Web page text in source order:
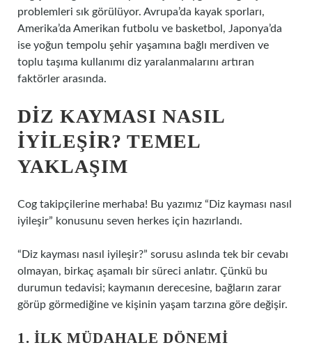
problemleri sık görülüyor. Avrupa’da kayak sporları,
Amerika’da Amerikan futbolu ve basketbol, Japonya’da
ise yoğun tempolu şehir yaşamına bağlı merdiven ve
toplu taşıma kullanımı diz yaralanmalarını artıran
faktörler arasında.
DIZ KAYMASI NASIL
İYILEŞIR? TEMEL
YAKLAŞIM
Cog takipçilerine merhaba! Bu yazımız “Diz kayması nasıl
iyileşir” konusunu seven herkes için hazırlandı.
“Diz kayması nasıl iyileşir?” sorusu aslında tek bir cevabı
olmayan, birkaç aşamalı bir süreci anlatır. Çünkü bu
durumun tedavisi; kaymanın derecesine, bağların zarar
görüp görmediğine ve kişinin yaşam tarzına göre değişir.
1. İLK MÜDAHALE DÖNEMI